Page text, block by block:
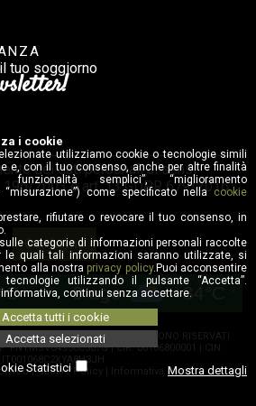
tuo soggiorno
dei dati personali ai sensi
196/2003 e art. 13 GDPR 679/2016:
Conferma
9 ago +34°C
B&B TUTTI I DIRITTI SONO RISERVATI
FNTMSV64S56C307G | CIR: 00106800001 | CIN:
IT001068C2XYA8H3JH
|Cookie Policy | Informativa Privacy
i cookie
utilizziamo cookie o tecnologie simili
e, con il tuo consenso, anche per altre finalità
semplici”, “miglioramento
“misurazione”) come specificato nella cookie
rifiutare o revocare il tuo consenso, in
categorie di informazioni personali raccolte
le quali tali informazioni saranno utilizzate, si
alla nostra privacy policy.Puoi acconsentire
utilizzando il pulsante “Accetta”.
continui senza accettare.
Accetta tutti i cookie
Accetta selezionati
Statistici Mostra dettagli